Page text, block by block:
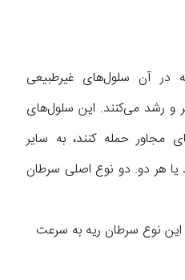
در آن سلول‌های غیرطبیعی
و رشد می‌کنند. این سلول‌های
مجاور حمله کنند، به سایر
هر دو. دو نوع اصلی سرطان
این نوع سرطان ریه به سرعت